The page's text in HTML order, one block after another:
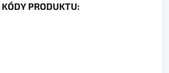
PRODUKTU: